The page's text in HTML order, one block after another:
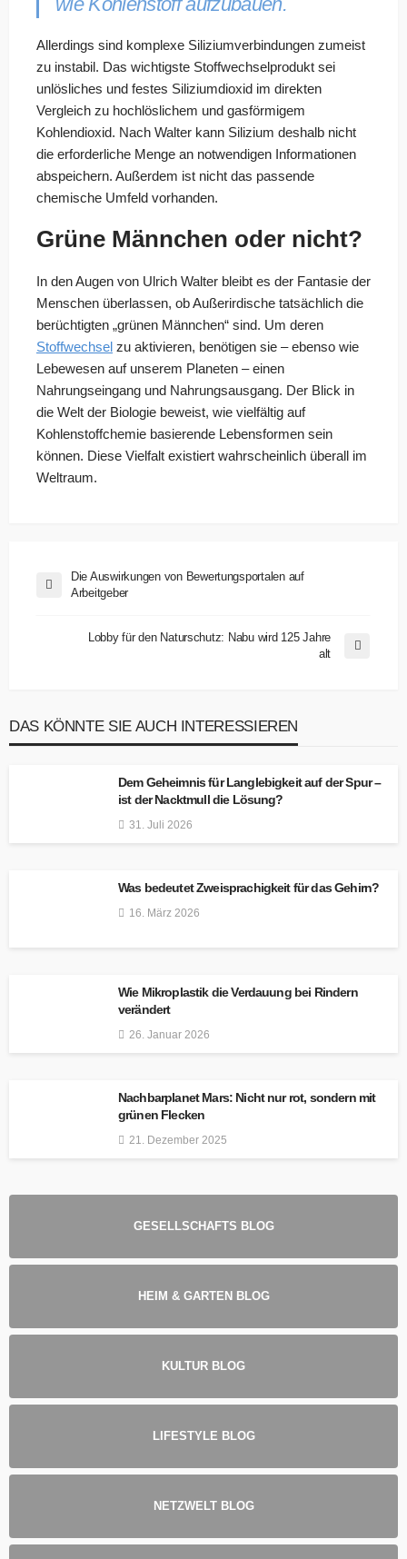
Allerdings sind komplexe Siliziumverbindungen zumeist
zu instabil. Das wichtigste Stoffwechselprodukt sei
unlösliches und festes Siliziumdioxid im direkten
Vergleich zu hochlöslichem und gasförmigem
Kohlendioxid. Nach Walter kann Silizium deshalb nicht
die erforderliche Menge an notwendigen Informationen
abspeichern. Außerdem ist nicht das passende
chemische Umfeld vorhanden.
Grüne Männchen oder nicht?
In den Augen von Ulrich Walter bleibt es der Fantasie der
Menschen überlassen, ob Außerirdische tatsächlich die
berüchtigten „grünen Männchen“ sind. Um deren
Stoffwechsel zu aktivieren, benötigen sie – ebenso wie
Lebewesen auf unserem Planeten – einen
Nahrungseingang und Nahrungsausgang. Der Blick in
die Welt der Biologie beweist, wie vielfältig auf
Kohlenstoffchemie basierende Lebensformen sein
können. Diese Vielfalt existiert wahrscheinlich überall im
Weltraum.
Die Auswirkungen von Bewertungsportalen auf
Arbeitgeber
Lobby für den Naturschutz: Nabu wird 125 Jahre
alt
DAS KÖNNTE SIE AUCH INTERESSIEREN
Dem Geheimnis für Langlebigkeit auf der Spur –
ist der Nacktmull die Lösung?
31. Juli 2026
Was bedeutet Zweisprachigkeit für das Gehirn?
16. März 2026
Wie Mikroplastik die Verdauung bei Rindern
verändert
26. Januar 2026
Nachbarplanet Mars: Nicht nur rot, sondern mit
grünen Flecken
21. Dezember 2025
GESELLSCHAFTS BLOG
HEIM & GARTEN BLOG
KULTUR BLOG
LIFESTYLE BLOG
NETZWELT BLOG